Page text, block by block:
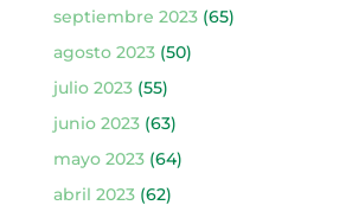
septiembre 2023(65)
agosto 2023(50)
julio 2023(55)
junio 2023(63)
mayo 2023(64)
abril 2023(62)